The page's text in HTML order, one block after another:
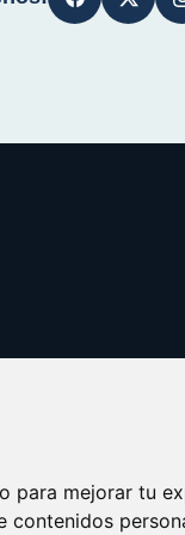
para mejorar tu
contenidos